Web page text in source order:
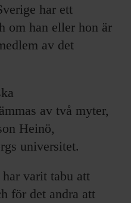
har ett
om han eller hon är
av det
av två myter,
Heinö,
universitet.
varit tabu att
för det andra att